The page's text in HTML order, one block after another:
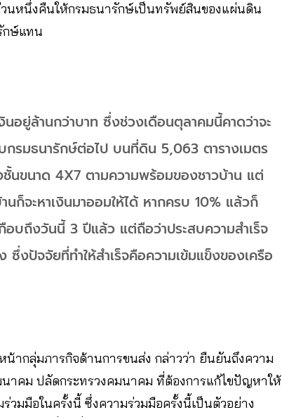
นหนึ่งคืนให้กรมธนารักษ์เป็นทรัพย์สินของแผ่นดิน
กษ์แทน
อยู่ล้านกว่าบาท ซึ่งช่วงเดือนตุลาคมนี้คาดว่าจะ
รมธนารักษ์ต่อไป บนที่ดิน 5,063 ตารางเมตร
นขนาด 4X7 ตามความพร้อมของชาวบ้าน แต่
นก็จะหาเงินมาออมให้ได้ หากครบ 10% แล้วก็
กือบถึงวันนี้ 3 ปีแล้ว แต่ถือว่าประสบความสำเร็จ
ซึ่งปัจจัยที่ทำให้สำเร็จคือความเข้มแข็งของเครือ
ากลุ่มภารกิจด้านการขนส่ง กล่าวว่า ยืนยันถึงความ
นาคม ปลัดกระทรวงคมนาคม ที่ต้องการแก้ไขปัญหาให้
มมือในครั้งนี้ ซึ่งความร่วมมือครั้งนี้เป็นตัวอย่าง